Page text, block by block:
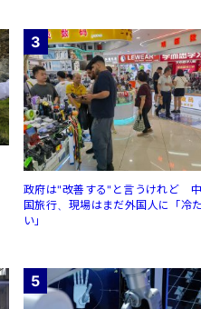
3
政府は"改善する"と言うけれど
国旅行、現場はまだ外国人に「冷
い」
5